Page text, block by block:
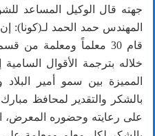
جهته قال الوكيل المساعد
المهندس حمد الحمد
قام 30 معلماً ومعلمة من
خلاله بترجمة الأقوال
المميزة بين سمو أمير البلاد
بالشكر والتقدير لمحافظ
على رعايته وحضوره المعرض،